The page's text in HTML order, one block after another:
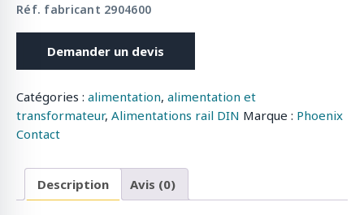
Réf. fabricant 2904600
Demander un devis
Catégories : alimentation, alimentation et
transformateur, Alimentations rail DIN Marque : Phoenix
Contact
Description Avis (0)